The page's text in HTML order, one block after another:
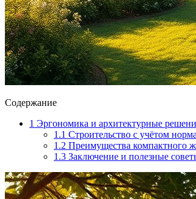
Содержание
1 Эргономика и архитектурные
1.1 Строительство с учётом
1.2 Преимущества компактного
1.3 Заключение и полезные